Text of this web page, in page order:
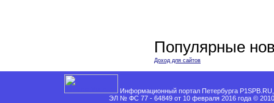
Популярные
Доход для сайтов
Информационный портал Петербурга
ЭЛ № ФС 77 - 64849 от 10 февраля 2016 года ©